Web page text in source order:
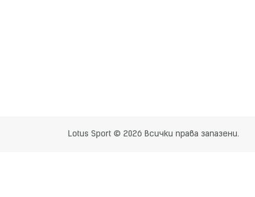
Lotus Sport © 2026 Всички права запазени.